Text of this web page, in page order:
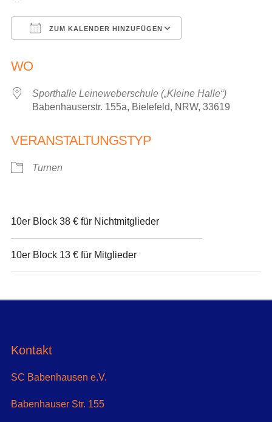
ZUM KALENDER HINZUFÜGEN
WO
Sporthalle Leineweberschule („Kleine Halle“)
Babenhauserstr. 155a, Bielefeld, NRW, 33619
VERANSTALTUNGSTYP
Turnen
10er Block 38 € für Nichtmitglieder
10er Block 13 € für Mitglieder
Kontakt
SC Babenhausen e.V.
Babenhauser Str. 155